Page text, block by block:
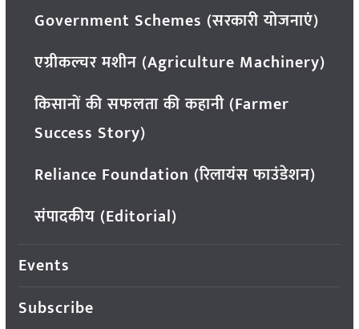
Government Schemes (सरकारी योजनाएं)
एग्रीकल्चर मशीन (Agriculture Machinery)
किसानों की सफलता की कहानी (Farmer
Success Story)
Reliance Foundation (रिलायंस फाउंडेशन)
संपादकीय (Editorial)
Events
Subscribe